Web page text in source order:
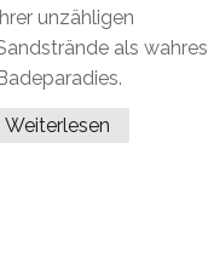
unzähligen
als wahres
Weiterlesen